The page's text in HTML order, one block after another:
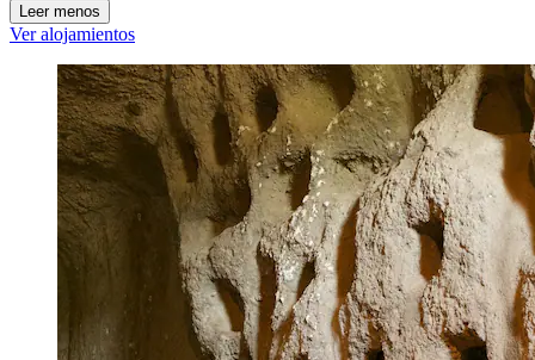
Leer menos
Ver alojamientos